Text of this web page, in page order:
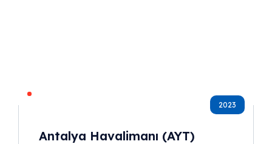
2023
Antalya Havalimanı (AYT)